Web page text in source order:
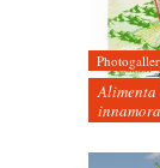
Alimenta